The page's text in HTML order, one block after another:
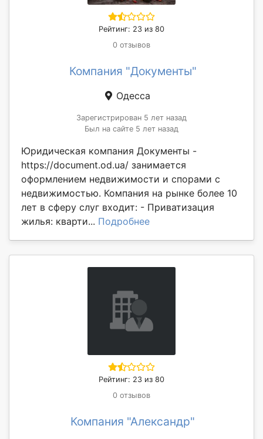
Рейтинг: 23 из 80
0 отзывов
Компания "Документы"
Одесса
Зарегистрирован 5 лет назад
Был на сайте 5 лет назад
Юридическая компания Документы -
https://document.od.ua/ занимается
оформлением недвижимости и спорами с
недвижимостью. Компания на рынке более 10
лет в сферу слуг входит: - Приватизация
жилья: кварти... Подробнее
Рейтинг: 23 из 80
0 отзывов
Компания "Александр"